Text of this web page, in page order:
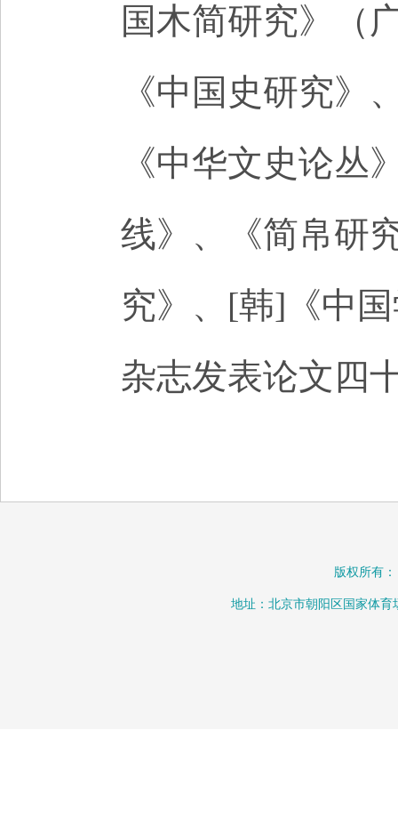
国木简研究》（
《中国史研究》
《中华文史论丛
线》、《简帛研
究》、[韩]《中
杂志发表论文四
版权所有
地址：北京市朝阳区国家体